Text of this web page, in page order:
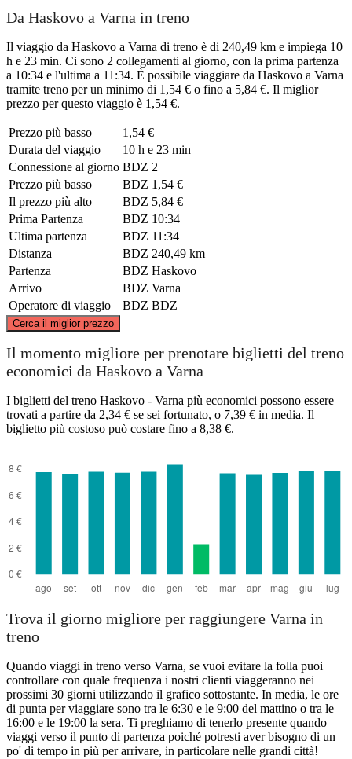
Da Haskovo a Varna in treno
Il viaggio da Haskovo a Varna di treno è di 240,49 km e impiega 10
h e 23 min. Ci sono 2 collegamenti al giorno, con la prima partenza
a 10:34 e l'ultima a 11:34. È possibile viaggiare da Haskovo a Varna
tramite treno per un minimo di 1,54 € o fino a 5,84 €. Il miglior
prezzo per questo viaggio è 1,54 €.
Prezzo più basso
1,54 €
Durata del viaggio
10 h e 23 min
Connessione al giorno BDZ 2
Prezzo più basso
BDZ 1,54 €
Il prezzo più alto
BDZ 5,84 €
Prima Partenza
BDZ 10:34
Ultima partenza
BDZ 11:34
Distanza
BDZ 240,49 km
Partenza
BDZ Haskovo
Arrivo
BDZ Varna
Operatore di viaggio
BDZ BDZ
Cerca il miglior prezzo
Il momento migliore per prenotare biglietti del treno
economici da Haskovo a Varna
I biglietti del treno Haskovo - Varna più economici possono essere
trovati a partire da 2,34 € se sei fortunato, o 7,39 € in media. Il
biglietto più costoso può costare fino a 8,38 €.
Trova il giorno migliore per raggiungere Varna in
treno
Quando viaggi in treno verso Varna, se vuoi evitare la folla puoi
controllare con quale frequenza i nostri clienti viaggeranno nei
prossimi 30 giorni utilizzando il grafico sottostante. In media, le ore
di punta per viaggiare sono tra le 6:30 e le 9:00 del mattino o tra le
16:00 e le 19:00 la sera. Ti preghiamo di tenerlo presente quando
viaggi verso il punto di partenza poiché potresti aver bisogno di un
po' di tempo in più per arrivare, in particolare nelle grandi città!